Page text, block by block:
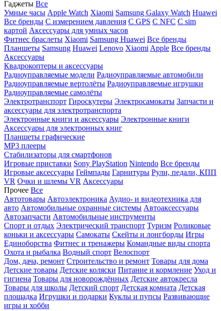
Гаджеты Все
Умные часы Apple Watch Xiaomi Samsung Galaxy Watch Huawei
Все бренды C измерением давления C GPS C NFC C sim
картой Аксессуары для умных часов
Фитнес браслеты Xiaomi Samsung Huawei Все бренды
Планшеты Samsung Huawei Lenovo Xiaomi Apple Все бренды
Аксессуары
Квадрокоптеры и аксессуары
Радиоуправляемые модели Радиоуправляемые автомобили
Радиоуправляемые вертолёты Радиоуправляемые игрушки
Радиоуправляемые самолёты
Электротранспорт Гироскутеры Электросамокаты Запчасти и
аксессуары для электротранспорта
Электронные книги и аксессуары Электронные книги
Аксессуары для электронных книг
Планшеты графические
MP3 плееры
Стабилизаторы для смартфонов
Игровые приставки Sony PlayStation Nintendo Все бренды
Игровые аксессуары Геймпады Гарнитуры Рули, педали, КПП
VR Очки и шлемы VR Аксессуары
Прочее Все
Автотовары Автоэлектроника Аудио- и видеотехника для
авто Автомобильные охранные системы Автоаксессуары
Автозапчасти Автомобильные инструменты
Спорт и отдых Электрический транспорт Туризм Роликовые
коньки и аксессуары Самокаты Скейты и лонгборды Игры
Единоборства Фитнес и тренажеры Командные виды спорта
Охота и рыбалка Водный спорт Велоспорт
Дом, дача, ремонт Строительство и ремонт Товары для дома
Детские товары Детские коляски Питание и кормление Уход и
гигиена Товары для новорождённых Детские автокресла
Товары для школы Детский спорт Детская комната Детская
площадка Игрушки и подарки Куклы и пупсы Развивающие
игры и хобби